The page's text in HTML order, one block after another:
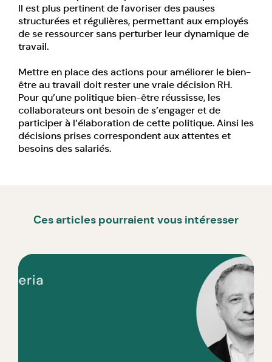
Il est plus pertinent de favoriser des pauses
structurées et régulières, permettant aux employés
de se ressourcer sans perturber leur dynamique de
travail.
Mettre en place des actions pour améliorer le bien-
être au travail doit rester unevraie décision RH.
Pour qu’une politique bien-être réussisse, les
collaborateurs ont besoin de s’engager et de
participer à l’élaboration de cette politique. Ainsi les
décisions prises correspondent aux attentes et
besoins des salariés.
Ces articles pourraient vous intéresser